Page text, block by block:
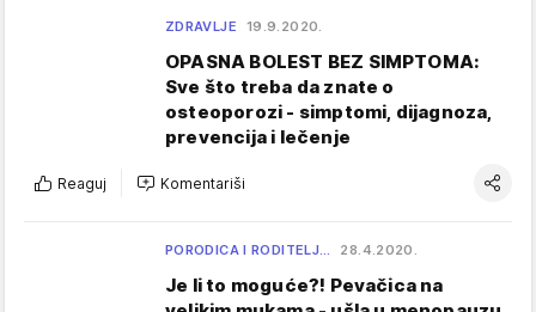
ZDRAVLJE 19.9.2020.
OPASNA BOLEST BEZ SIMPTOMA:
Sve što treba da znate o
osteoporozi - simptomi, dijagnoza,
prevencija i lečenje
Reaguj Komentariši
PORODICA I RODITELJ… 28.4.2020.
Je li to moguće?! Pevačica na